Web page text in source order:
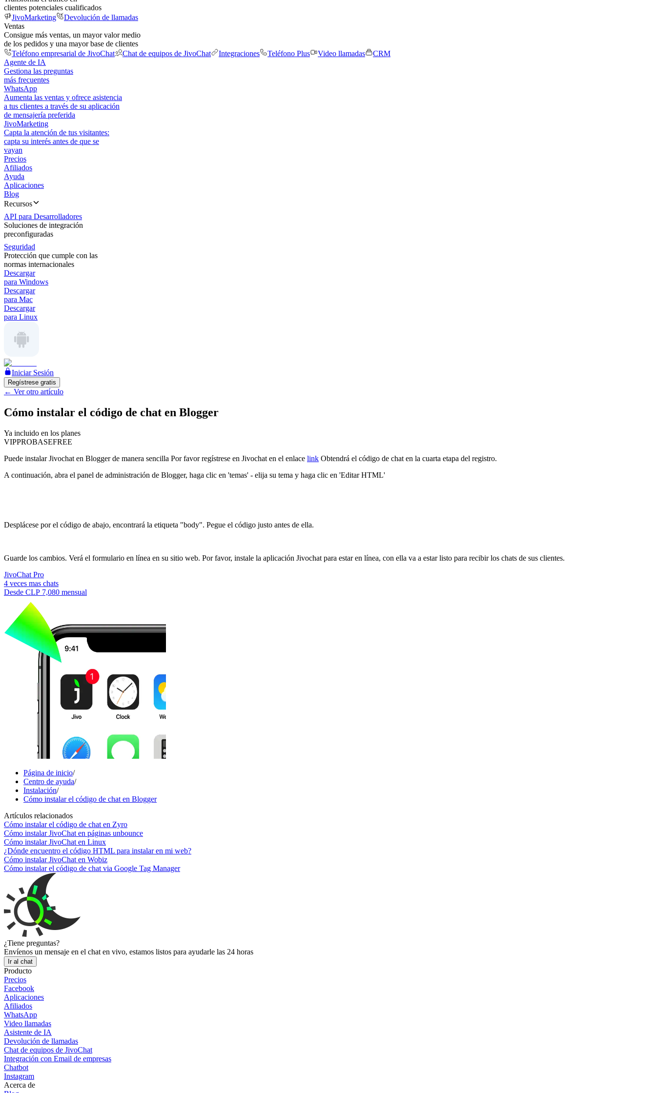
clientes potenciales cualificados
JivoMarketing
Devolución de llamadas
Ventas
Consigue más ventas, un mayor valor medio
de los pedidos y una mayor base de clientes
Teléfono empresarial de JivoChat
Chat de equipos de JivoChat Integraciones Teléfono Plus Video llamadas
CRM
Agente de IA
Gestiona las preguntas
más frecuentes
WhatsApp
Aumenta las ventas y ofrece asistencia
a tus clientes a través de su aplicación
de mensajería preferida
JivoMarketing
Capta la atención de tus visitantes:
capta su interés antes de que se
vayan
Precios
Afiliados
Ayuda
Aplicaciones
Blog
Recursos
API para Desarrolladores
Soluciones de integración
preconfiguradas
Seguridad
Protección que cumple con las
normas internacionales
Descargar
para Windows
Descargar
para Mac
Descargar
para Linux
Iniciar Sesión
Regístrese gratis
← Ver otro artículo
Cómo instalar el código de chat en Blogger
Ya incluido en los planes
VIPPROBASEFREE
Puede instalar Jivochat en Blogger de manera sencilla Por favor regístrese en Jivochat en el enlace link Obtendrá el código de chat en la cuarta etapa del registro.
A continuación, abra el panel de administración de Blogger, haga clic en 'temas' - elija su tema y haga clic en 'Editar HTML'
Desplácese por el código de abajo, encontrará la etiqueta "body". Pegue el código justo antes de ella.
Guarde los cambios. Verá el formulario en línea en su sitio web. Por favor, instale la aplicación Jivochat para estar en línea, con ella va a estar listo para recibir los chats de sus clientes.
JivoChat Pro
4 veces mas chats
Desde CLP 7,080 mensual
Página de inicio/
Centro de ayuda/
Instalación/
Cómo instalar el código de chat en Blogger
Artículos relacionados
Cómo instalar el código de chat en Zyro
Cómo instalar JivoChat en páginas unbounce
Cómo instalar JivoChat en Linux
¿Dónde encuentro el código HTML para instalar en mi web?
Cómo instalar JivoChat en Wobiz
Cómo instalar el código de chat via Google Tag Manager
¿Tiene preguntas?
Envíenos un mensaje en el chat en vivo, estamos listos para ayudarle las 24 horas
Ir al chat
Producto
Precios
Facebook
Aplicaciones
Afiliados
WhatsApp
Video llamadas
Asistente de IA
Devolución de llamadas
Chat de equipos de JivoChat
Integración con Email de empresas
Chatbot
Instagram
Acerca de